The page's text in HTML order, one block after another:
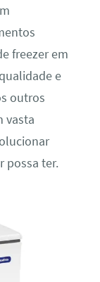
freezer em
e
outros
vasta
possa ter.